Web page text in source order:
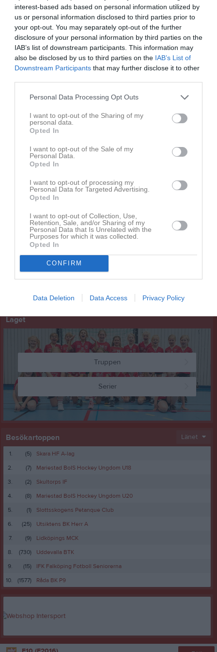
interest-based ads based on personal information utilized by
us or personal information disclosed to third parties prior to
your opt-out. You may separately opt-out of the further
disclosure of your personal information by third parties on the
IAB’s list of downstream participants. This information may
also be disclosed by us to third parties on the IAB’s List of
Downstream Participants that may further disclose it to other
Personal Data Processing Opt Outs
I want to opt-out of the Sharing of my
personal data.
Opted In
I want to opt-out of the Sale of my
Personal Data.
Opted In
I want to opt-out of processing my
Personal Data for Targeted Advertising.
Opted In
I want to opt-out of Collection, Use,
Retention, Sale, and/or Sharing of my
Personal Data that Is Unrelated with the
Purposes for which it was collected.
Opted In
CONFIRM
Data Deletion Data Access Privacy Policy
Senast uppladdade video
Ingen video uppladdad
Senast uppdaterade album
Inget album finns skapat
Logga in som administratör och skapa ert första album
På gång Kalender
Uppstartsläger
Kalenderöversikt
Laget
Truppen
Serier
Besökartoppen Länet
1. (5)
Skara HF A-lag
2.
(7)
Mariestad BoIS Hockey Ungdom U18
3.
(2)
Skultorps IF
4.
(8)
Mariestad BoIS Hockey Ungdom U20
5.
(1)
Slottsskogens Petanque Club
6.
(25)
Utsiktens BK Herr A
7.
(9)
Lidköpings MCK
8.
(730)
Uddevalla BTK
9.
(15)
IFK Falköping Fotboll Seniorerna
10.
(1577) Råda BK P9